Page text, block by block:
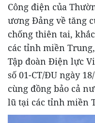
Công điện của
ương Đảng về tăng
chống thiên tai,
các tỉnh miền
Tập đoàn Điện lực
số 01-CT/ĐU ngày
cùng đồng bảo cả
lũ tại các tỉnh miền